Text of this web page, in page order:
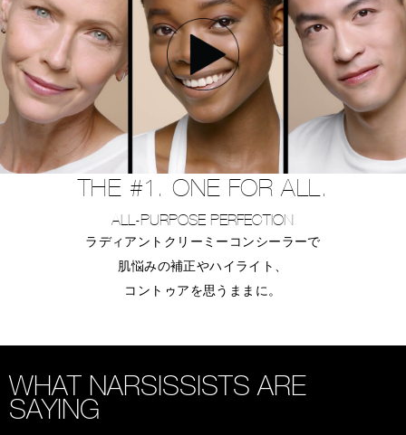
THE #1. ONE FOR ALL.
ALL-PURPOSE PERFECTION
ラディアントクリーミーコンシーラーで
肌悩みの補正やハイライト、
コントゥアを思うままに。
WHAT NARSISSISTS ARE
SAYING